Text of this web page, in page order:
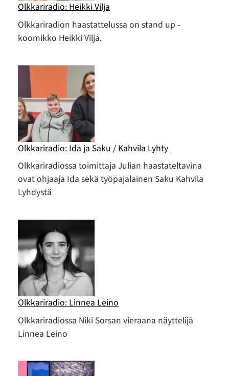
Olkkariradio: Heikki Vilja
Olkkariradion haastattelussa on stand up -
koomikko Heikki Vilja.
Olkkariradio: Ida ja Saku / Kahvila Lyhty
Olkkariradiossa toimittaja Julian haastateltavina
ovat ohjaaja Ida sekä työpajalainen Saku Kahvila
Lyhdystä
Olkkariradio: Linnea Leino
Olkkariradiossa Niki Sorsan vieraana näyttelijä
Linnea Leino